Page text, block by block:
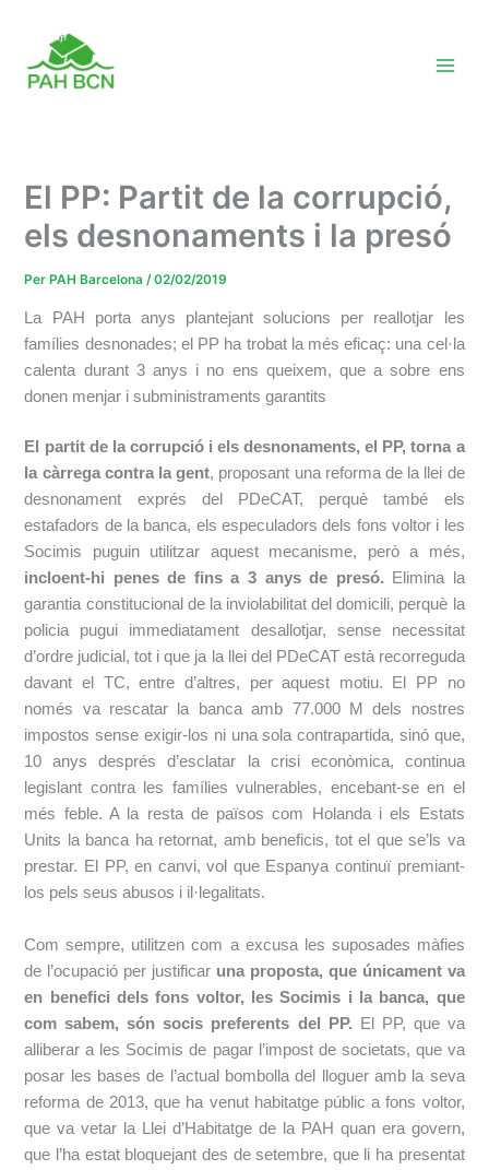
contingut
El PP: Partit de la corrupció,
els desnonaments i la presó
Per PAH Barcelona/02/02/2019
La PAH porta anys plantejant solucions per reallotjar les
famílies desnonades; el PP ha trobat la més eficaç: una cel·la
calenta durant 3 anys i no ens queixem, que a sobre ens
donen menjar i subministraments garantits
El partit de la corrupció i els desnonaments, el PP, torna a
la càrrega contra la gent, proposant una reforma de la llei de
desnonament exprés del PDeCAT, perquè també els
estafadors de la banca, els especuladors dels fons voltor i les
Socimis puguin utilitzar aquest mecanisme, però a més,
incloent-hi penes de fins a 3 anys de presó. Elimina la
garantia constitucional de la inviolabilitat del domicili, perquè la
policia pugui immediatament desallotjar, sense necessitat
d’ordre judicial, tot i que ja la llei del PDeCAT està recorreguda
davant el TC, entre d’altres, per aquest motiu. El PP no
només va rescatar la banca amb 77.000 M dels nostres
impostos sense exigir-los ni una sola contrapartida, sinó que,
10 anys després d’esclatar la crisi econòmica, continua
legislant contra les famílies vulnerables, encebant-se en el
més feble. A la resta de països com Holanda i els Estats
Units la banca ha retornat, amb beneficis, tot el que se’ls va
prestar. El PP, en canvi, vol que Espanya continuï premiant-
los pels seus abusos i il·legalitats.
Com sempre, utilitzen com a excusa les suposades màfies
de l’ocupació per justificar una proposta, que únicament va
en benefici dels fons voltor, les Socimis i la banca, que
com sabem, són socis preferents del PP. El PP, que va
alliberar a les Socimis de pagar l’impost de societats, que va
posar les bases de l’actual bombolla del lloguer amb la seva
reforma de 2013, que ha venut habitatge públic a fons voltor,
que va vetar la Llei d’Habitatge de la PAH quan era govern,
que l’ha estat bloquejant des de setembre, que li ha presentat